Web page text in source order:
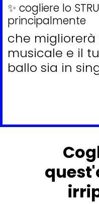
✨ cogliere lo
principalmente
che
musicale e il
ballo sia in